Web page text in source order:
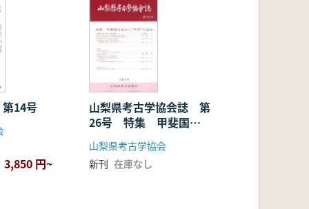
14号
3,850 円~
山梨県考古学協会誌 第
26号 特集 甲斐国の
成立と“甲府”の誕生
山梨県考古学協会
新刊 在庫なし